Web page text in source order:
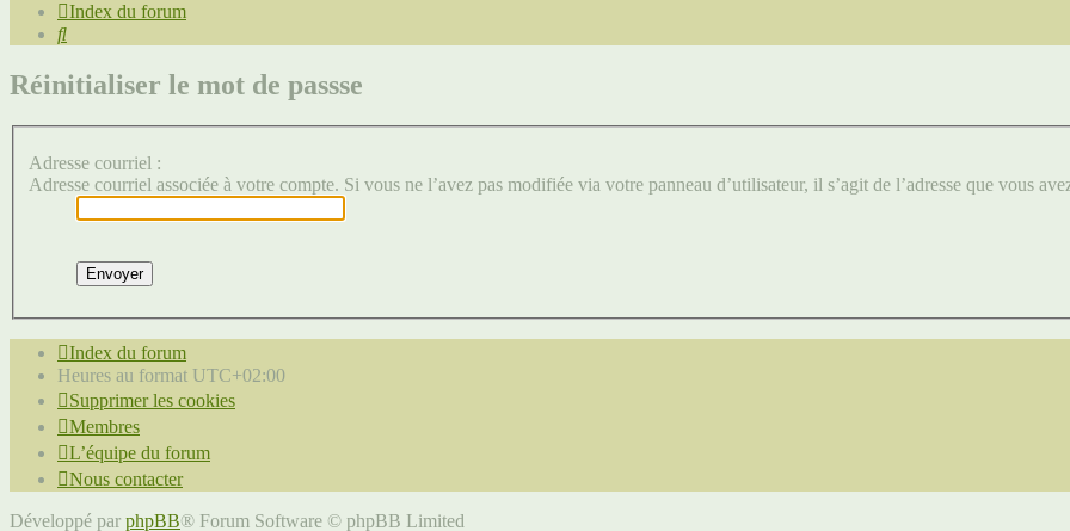
Index du forum
Rechercher
Réinitialiser le mot de passse
Adresse courriel :
Adresse courriel associée à votre compte. Si vous ne l’avez pas modifiée via votre panneau d’utilisateur, il s’agit de l’adresse que vous
Index du forum
Heures au format UTC+02:00
Supprimer les cookies
Membres
L’équipe du forum
Nous contacter
Développé par phpBB® Forum Software © phpBB Limited